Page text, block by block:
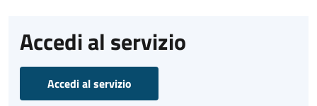
Accedi al servizio
Accedi al servizio